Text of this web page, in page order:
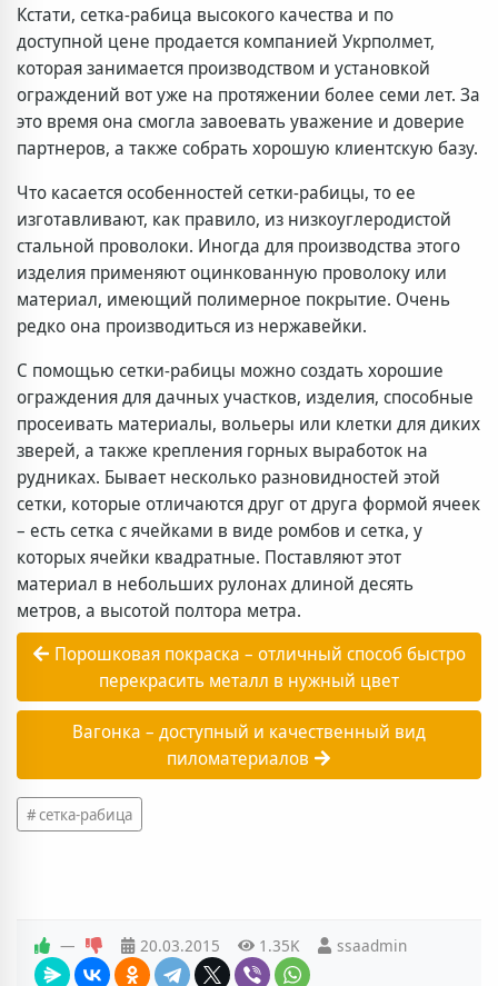
Кстати, сетка-рабица высокого качества и по
доступной цене продается компанией Укрполмет,
которая занимается производством и установкой
ограждений вот уже на протяжении более семи лет. За
это время она смогла завоевать уважение и доверие
партнеров, а также собрать хорошую клиентскую базу.
Что касается особенностей сетки-рабицы, то ее
изготавливают, как правило, из низкоуглеродистой
стальной проволоки. Иногда для производства этого
изделия применяют оцинкованную проволоку или
материал, имеющий полимерное покрытие. Очень
редко она производиться из нержавейки.
С помощью сетки-рабицы можно создать хорошие
ограждения для дачных участков, изделия, способные
просеивать материалы, вольеры или клетки для диких
зверей, а также крепления горных выработок на
рудниках. Бывает несколько разновидностей этой
сетки, которые отличаются друг от друга формой ячеек
– есть сетка с ячейками в виде ромбов и сетка, у
которых ячейки квадратные. Поставляют этот
материал в небольших рулонах длиной десять
метров, а высотой полтора метра.
Порошковая покраска – отличный способ быстро
перекрасить металл в нужный цвет
Вагонка – доступный и качественный вид
пиломатериалов
сетка-рабица
— 20.03.2015 1.35K ssaadmin